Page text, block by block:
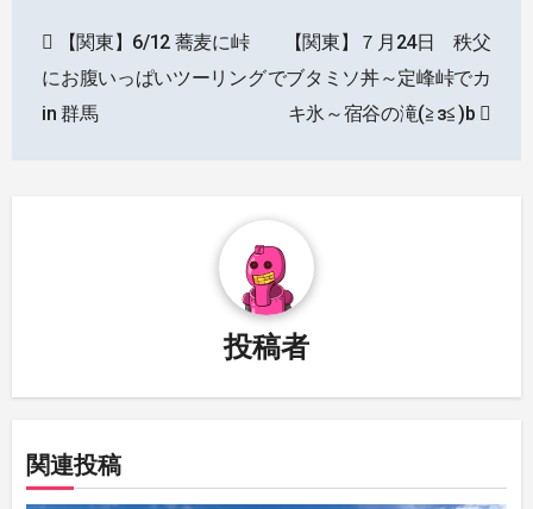
稿
ナ
ン
【関東】6/12 蕎麦に峠
にお腹いっぱいツーリング
in 群馬
【関東】７月24日 秩父
でブタミソ丼～定峰峠でカ
キ氷～宿谷の滝(≧з≦)b
投稿者
関連投稿